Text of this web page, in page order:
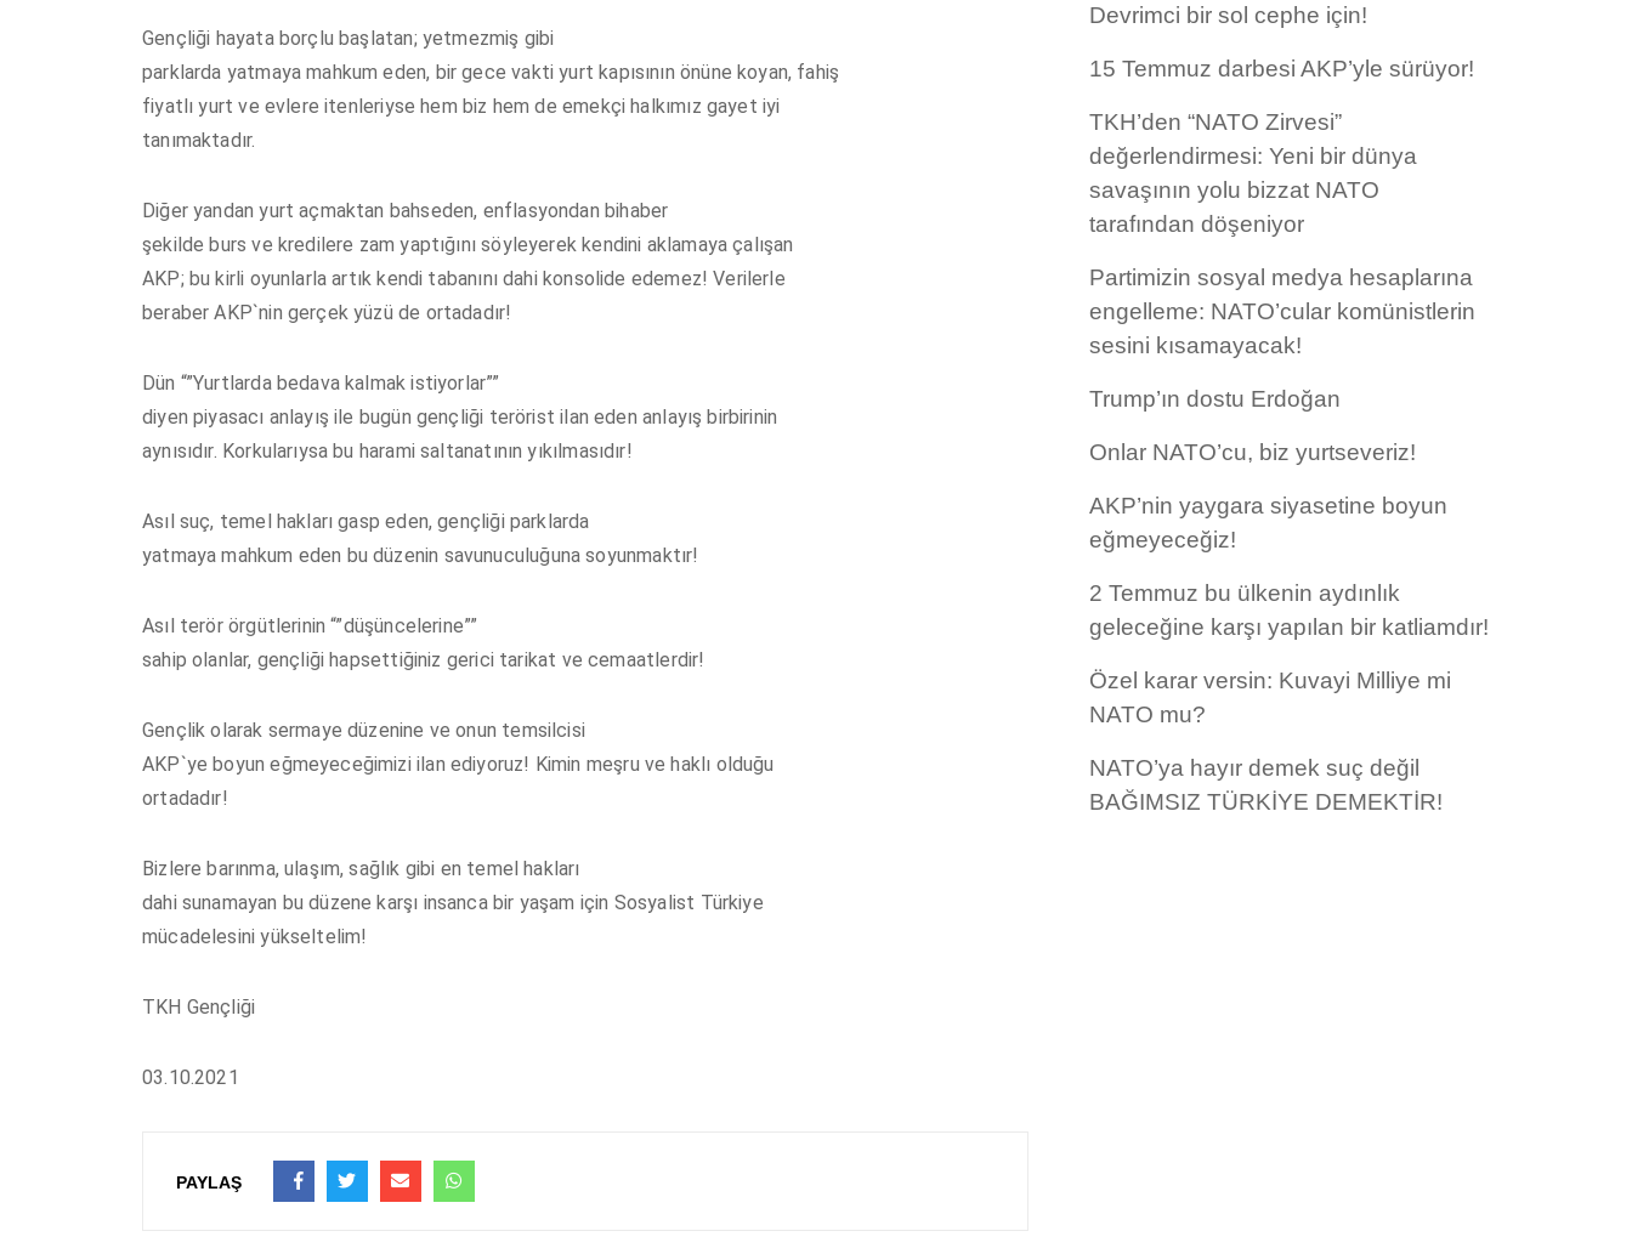
Gençliği hayata borçlu başlatan; yetmezmiş gibi
parklarda yatmaya mahkum eden, bir gece vakti yurt kapısının önüne koyan, fahiş
fiyatlı yurt ve evlere itenleriyse hem biz hem de emekçi halkımız gayet iyi
tanımaktadır.
Diğer yandan yurt açmaktan bahseden, enflasyondan bihaber
şekilde burs ve kredilere zam yaptığını söyleyerek kendini aklamaya çalışan
AKP; bu kirli oyunlarla artık kendi tabanını dahi konsolide edemez! Verilerle
beraber AKP`nin gerçek yüzü de ortadadır!
Dün “”Yurtlarda bedava kalmak istiyorlar””
diyen piyasacı anlayış ile bugün gençliği terörist ilan eden anlayış birbirinin
aynısıdır. Korkularıysa bu harami saltanatının yıkılmasıdır!
Asıl suç, temel hakları gasp eden, gençliği parklarda
yatmaya mahkum eden bu düzenin savunuculuğuna soyunmaktır!
Asıl terör örgütlerinin “”düşüncelerine””
sahip olanlar, gençliği hapsettiğiniz gerici tarikat ve cemaatlerdir!
Gençlik olarak sermaye düzenine ve onun temsilcisi
AKP`ye boyun eğmeyeceğimizi ilan ediyoruz! Kimin meşru ve haklı olduğu
ortadadır!
Bizlere barınma, ulaşım, sağlık gibi en temel hakları
dahi sunamayan bu düzene karşı insanca bir yaşam için Sosyalist Türkiye
mücadelesini yükseltelim!
TKH Gençliği
03.10.2021
PAYLAŞ
Devrimci bir sol cephe için!
15 Temmuz darbesi AKP’yle sürüyor!
TKH’den “NATO Zirvesi”
değerlendirmesi: Yeni bir dünya
savaşının yolu bizzat NATO
tarafından döşeniyor
Partimizin sosyal medya hesaplarına
engelleme: NATO’cular komünistlerin
sesini kısamayacak!
Trump’ın dostu Erdoğan
Onlar NATO’cu, biz yurtseveriz!
AKP’nin yaygara siyasetine boyun
eğmeyeceğiz!
2 Temmuz bu ülkenin aydınlık
geleceğine karşı yapılan bir katliamdır!
Özel karar versin: Kuvayi Milliye mi
NATO mu?
NATO’ya hayır demek suç değil
BAĞIMSIZ TÜRKİYE DEMEKTİR!